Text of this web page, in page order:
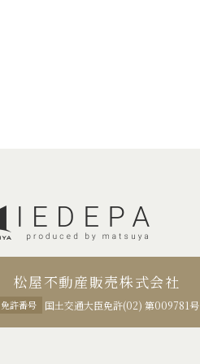
松屋不動産販売株式会社
免許番号 国土交通大臣免許(02) 第009781号